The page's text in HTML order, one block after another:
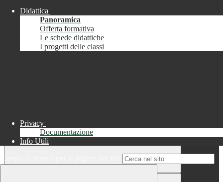
Chiudi
Informazione
Didattica
Panoramica
Offerta formativa
Le schede didattiche
I progetti delle classi
Privacy
Documentazione
Info Utili
Campo di ricerca per le pagine del sito